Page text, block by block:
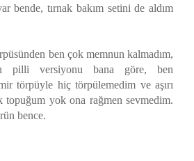
bende, tırnak bakım setini de aldım
ben çok memnun kalmadım,
pilli versiyonu bana göre, ben
törpüyle hiç törpülemedim ve aşırı
topuğum yok ona rağmen sevmedim.
bence.